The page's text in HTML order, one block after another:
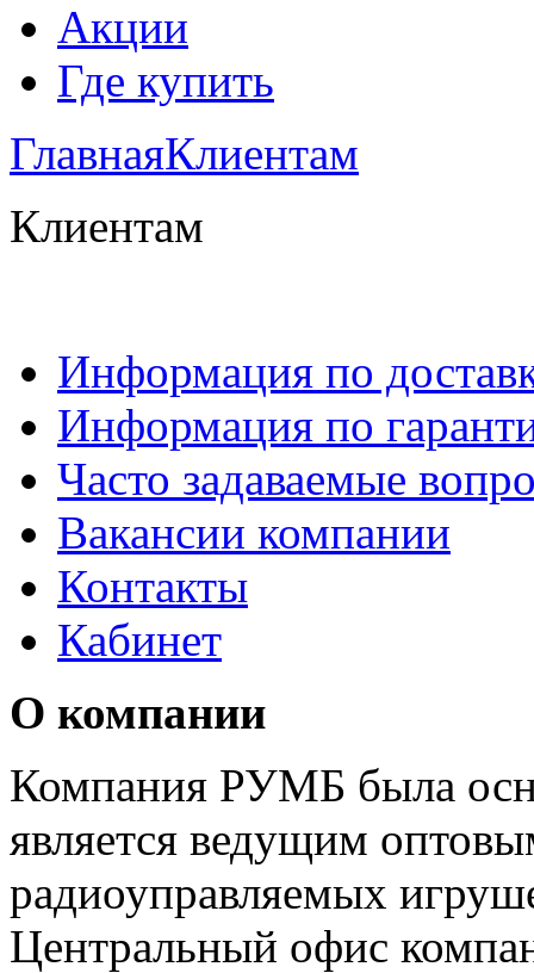
Акции
Где купить
ГлавнаяКлиентам
Клиентам
Информация по
Информация по
Часто задаваемые
Вакансии компании
Контакты
Кабинет
О компании
Компания РУМБ была
является ведущим
радиоуправляемых
Центральный офис